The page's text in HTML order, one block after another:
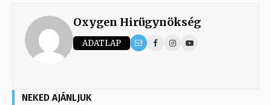
Oxygen Hirügynökség
ADATLAP
NEKED AJÁNLJUK